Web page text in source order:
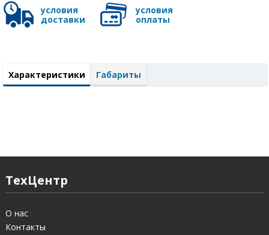
условия
доставки
условия
оплаты
Характеристики Габариты
ТехЦентр
О нас
Контакты